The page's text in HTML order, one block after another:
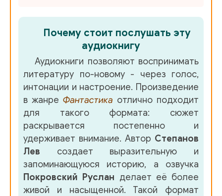
Почему стоит послушать эту
аудиокнигу
Аудиокниги позволяют воспринимать
литературу по-новому - через голос,
интонации и настроение. Произведение
в жанре Фантастика отлично подходит
для такого формата: сюжет
раскрывается постепенно и
удерживает внимание. Автор Степанов
Лев создает выразительную и
запоминающуюся историю, а озвучка
Покровский Руслан делает её более
живой и насыщенной. Такой формат